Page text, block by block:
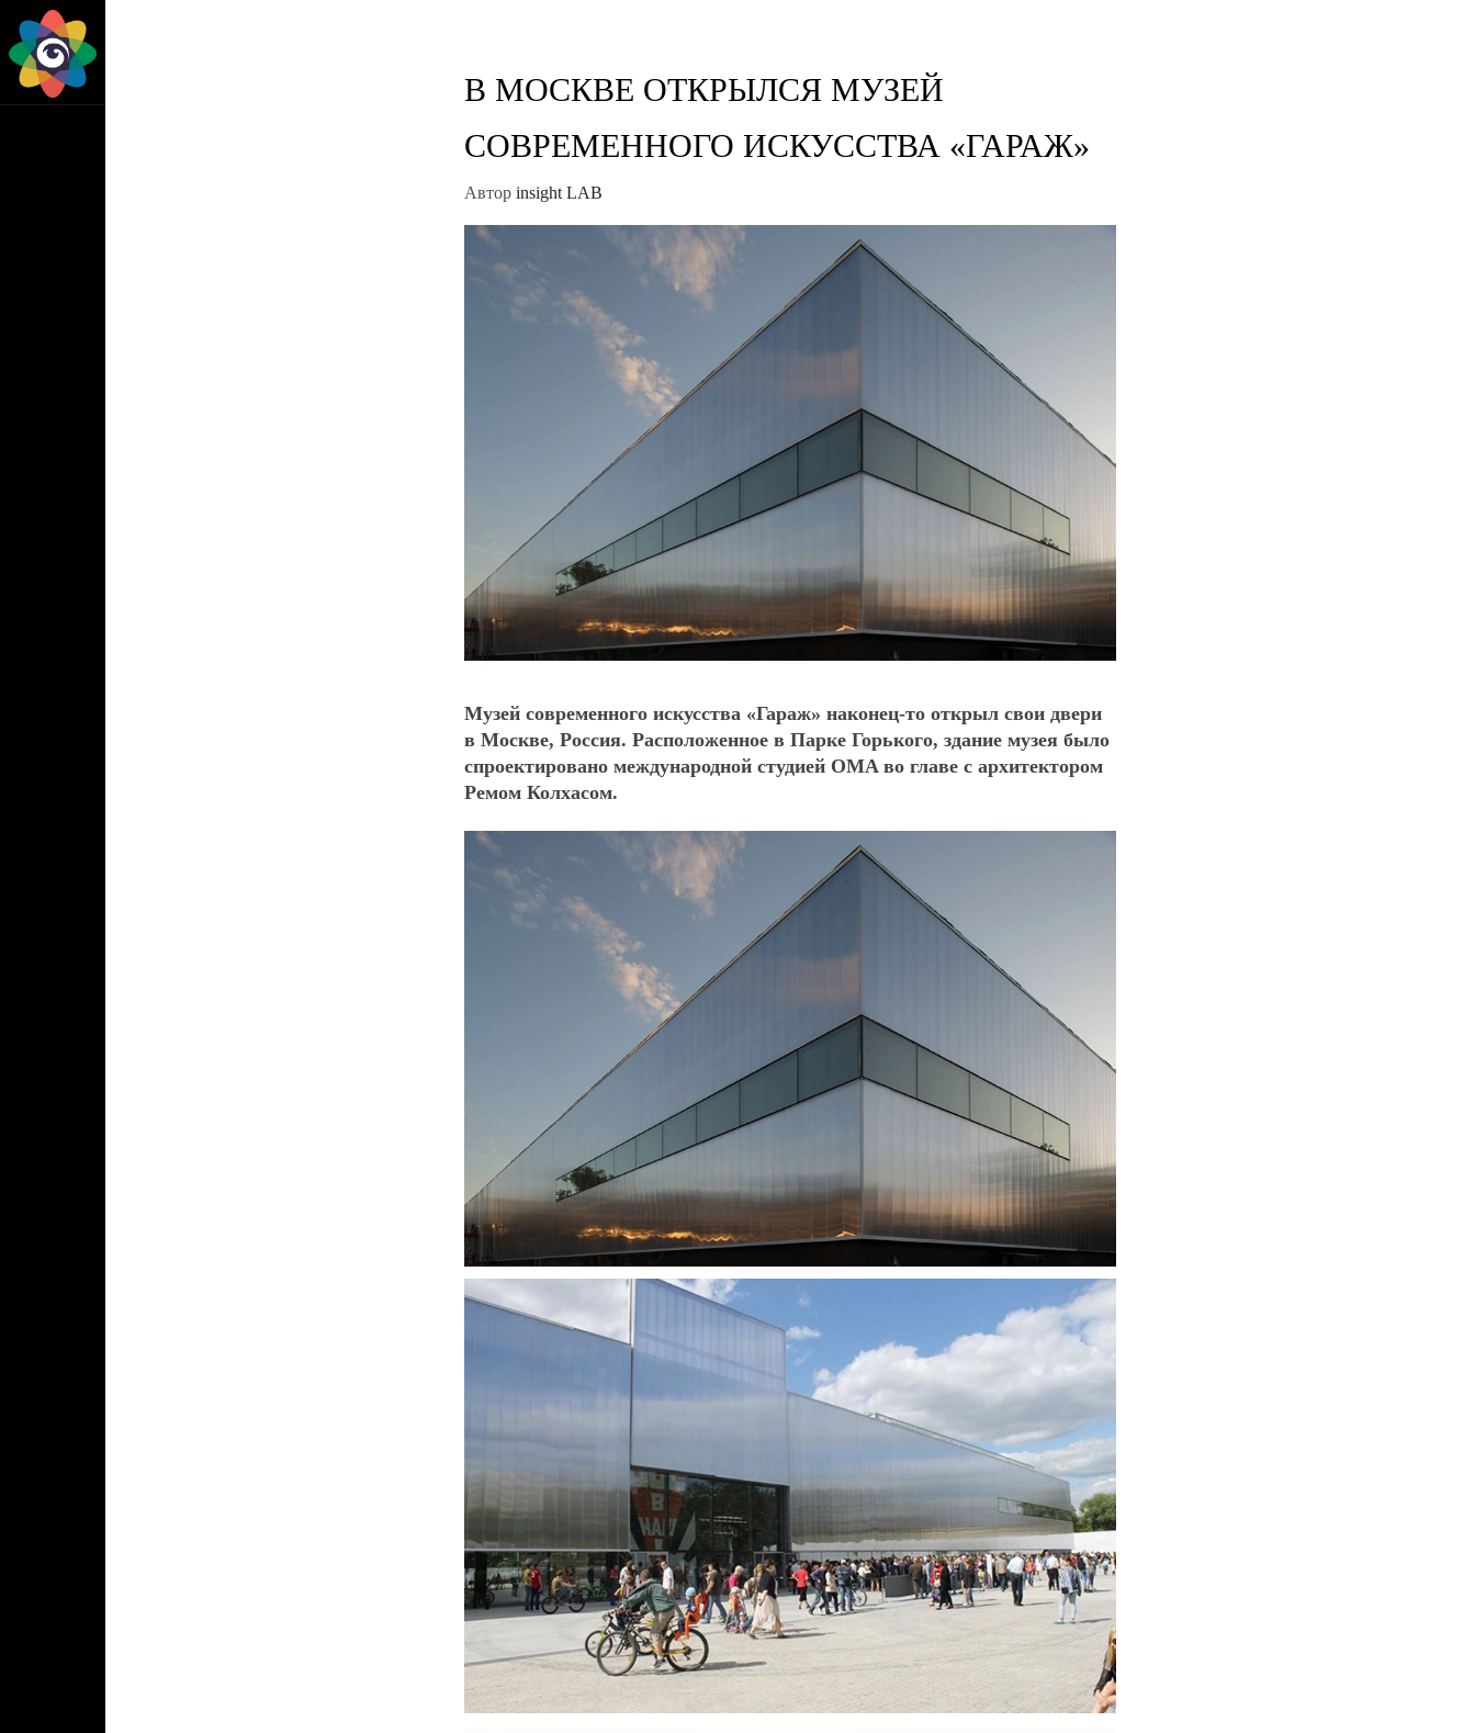
В МОСКВЕ ОТКРЫЛСЯ МУЗЕЙ
СОВРЕМЕННОГО ИСКУССТВА «ГАРАЖ»
Автор insight LAB
Музей современного искусства «Гараж» наконец-то открыл свои двери
в Москве, Россия. Расположенное в Парке Горького, здание музея было
спроектировано международной студией OMA во главе с архитектором
Ремом Колхасом.